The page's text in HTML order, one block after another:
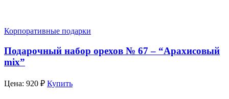
Корпоративные подарки
Подарочный набор орехов № 67 – “Арахисовый
mix”
Цена: 920 ₽ Купить